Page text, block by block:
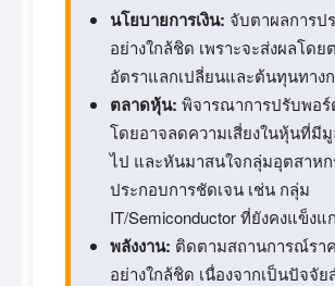
นโยบายการเงิน: จับตาผลการป
อย่างใกล้ชิด เพราะจะส่งผลโดย
อัตราแลกเปลี่ยนและต้นทุนทางก
ตลาดหุ้น: พิจารณาการปรับพอ
โดยอาจลดความเสี่ยงในหุ้นที่มีมู
ไป และหันมาสนใจกลุ่มอุตสาห
ประกอบการชัดเจน เช่น กลุ่ม
IT/Semiconductor ที่ยังคงแข็งแ
พลังงาน: ติดตามสถานการณ์รา
อย่างใกล้ชิด เนื่องจากเป็นปัจจั